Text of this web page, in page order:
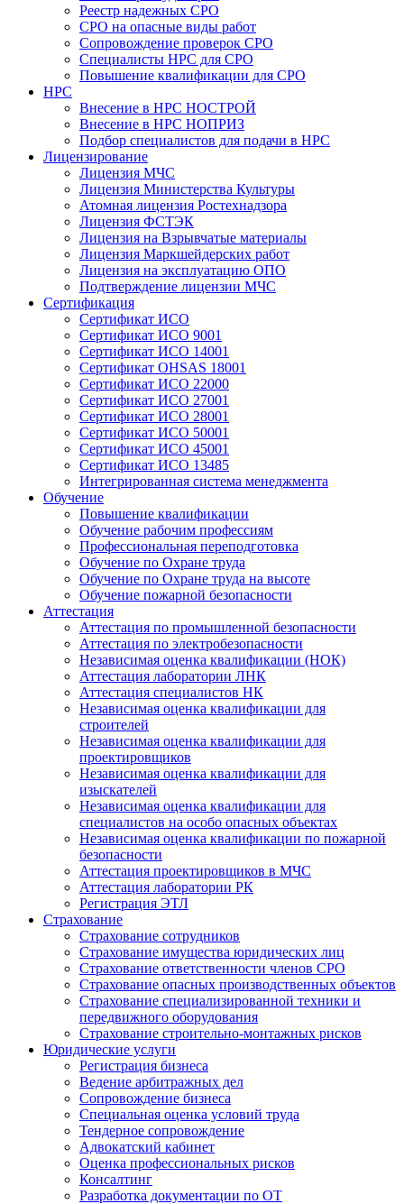
Реестр надежных СРО
СРО на опасные виды работ
Сопровождение проверок СРО
Специалисты НРС для СРО
Повышение квалификации для СРО
НРС
Внесение в НРС НОСТРОЙ
Внесение в НРС НОПРИЗ
Подбор специалистов для подачи в НРС
Лицензирование
Лицензия МЧС
Лицензия Министерства Культуры
Атомная лицензия Ростехнадзора
Лицензия ФСТЭК
Лицензия на Взрывчатые материалы
Лицензия Маркшейдерских работ
Лицензия на эксплуатацию ОПО
Подтверждение лицензии МЧС
Сертификация
Сертификат ИСО
Сертификат ИСО 9001
Сертификат ИСО 14001
Сертификат OHSAS 18001
Сертификат ИСО 22000
Сертификат ИСО 27001
Сертификат ИСО 28001
Сертификат ИСО 50001
Сертификат ИСО 45001
Сертификат ИСО 13485
Интегрированная система менеджмента
Обучение
Повышение квалификации
Обучение рабочим профессиям
Профессиональная переподготовка
Обучение по Охране труда
Обучение по Охране труда на высоте
Обучение пожарной безопасности
Аттестация
Аттестация по промышленной безопасности
Аттестация по электробезопасности
Независимая оценка квалификации (НОК)
Аттестация лаборатории ЛНК
Аттестация специалистов НК
Независимая оценка квалификации для
строителей
Независимая оценка квалификации для
проектировщиков
Независимая оценка квалификации для
изыскателей
Независимая оценка квалификации для
специалистов на особо опасных объектах
Независимая оценка квалификации по пожарной
безопасности
Аттестация проектировщиков в МЧС
Аттестация лаборатории РК
Регистрация ЭТЛ
Страхование
Страхование сотрудников
Страхование имущества юридических лиц
Страхование ответственности членов СРО
Страхование опасных производственных объектов
Страхование специализированной техники и
передвижного оборудования
Страхование строительно-монтажных рисков
Юридические услуги
Регистрация бизнеса
Ведение арбитражных дел
Сопровождение бизнеса
Специальная оценка условий труда
Тендерное сопровождение
Адвокатский кабинет
Оценка профессиональных рисков
Консалтинг
Разработка документации по ОТ